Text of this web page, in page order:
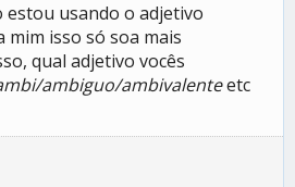
estou usando o adjetivo
isso só soa mais
qual adjetivo vocês
ambiguo/ambivalenteetc